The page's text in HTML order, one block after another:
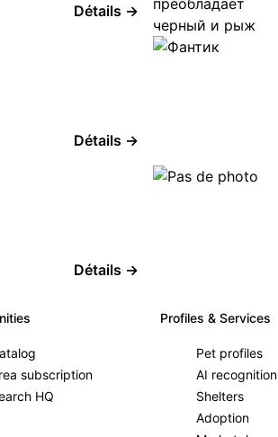
Détails →
Détails →
Détails →
subscription
HQ
Profiles & Services
Pet profiles
AI recognition
Shelters
Adoption